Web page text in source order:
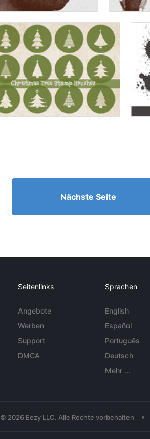
Nächste Seite
Seitenlinks
Angebote
Werben
Support
DMCA
Sprachen
English
Español
Português
Deutsch
Mehr ...
© 2026 Eezy LLC. Alle Rechte vorbehalten •